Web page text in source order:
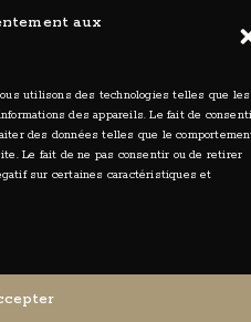
aux
utilisons des technologies telles que les
des appareils. Le fait de
des données telles que le
Le fait de ne pas consentir ou de retirer
sur certaines caractéristiques et